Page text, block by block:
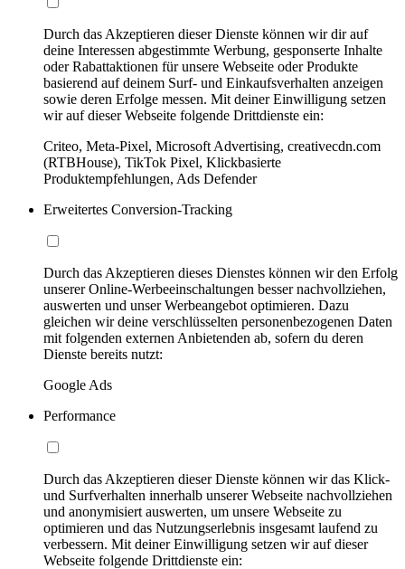
Durch das Akzeptieren dieser Dienste können wir dir auf
deine Interessen abgestimmte Werbung, gesponserte Inhalte
oder Rabattaktionen für unsere Webseite oder Produkte
basierend auf deinem Surf- und Einkaufsverhalten anzeigen
sowie deren Erfolge messen. Mit deiner Einwilligung setzen
wir auf dieser Webseite folgende Drittdienste ein:
Criteo, Meta-Pixel, Microsoft Advertising, creativecdn.com
(RTBHouse), TikTok Pixel, Klickbasierte
Produktempfehlungen, Ads Defender
Erweitertes Conversion-Tracking
Durch das Akzeptieren dieses Dienstes können wir den Erfolg
unserer Online-Werbeeinschaltungen besser nachvollziehen,
auswerten und unser Werbeangebot optimieren. Dazu
gleichen wir deine verschlüsselten personenbezogenen Daten
mit folgenden externen Anbietenden ab, sofern du deren
Dienste bereits nutzt:
Google Ads
Performance
Durch das Akzeptieren dieser Dienste können wir das Klick-
und Surfverhalten innerhalb unserer Webseite nachvollziehen
und anonymisiert auswerten, um unsere Webseite zu
optimieren und das Nutzungserlebnis insgesamt laufend zu
verbessern. Mit deiner Einwilligung setzen wir auf dieser
Webseite folgende Drittdienste ein: